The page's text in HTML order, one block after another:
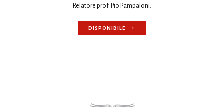
Relatore prof. Pio Pampaloni.
DISPONIBILE